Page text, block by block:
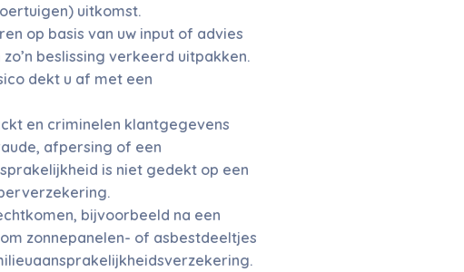
uitkomst.
op basis van uw input of advies
beslissing verkeerd uitpakken.
dekt u af met een
en criminelen klantgegevens
afpersing of een
is niet gedekt op een
bijvoorbeeld na een
zonnepanelen- of asbestdeeltjes